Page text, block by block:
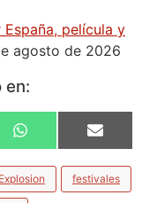
película y
agosto de 2026
en:
WhatsApp Email
festivales